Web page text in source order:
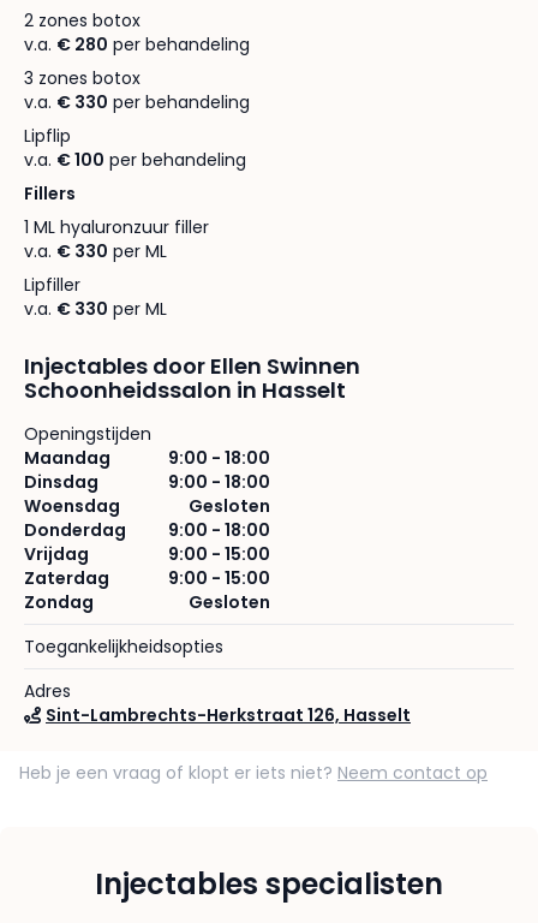
2 zones botox
v.a. € 280 per behandeling
3 zones botox
v.a. € 330 per behandeling
Lipflip
v.a. € 100 per behandeling
Fillers
1 ML hyaluronzuur filler
v.a. € 330 per ML
Lipfiller
v.a. € 330 per ML
Injectables door Ellen Swinnen
Schoonheidssalon in Hasselt
Openingstijden
Maandag
9:00 - 18:00
Dinsdag
9:00 - 18:00
Woensdag
Gesloten
Donderdag
9:00 - 18:00
Vrijdag
9:00 - 15:00
Zaterdag
9:00 - 15:00
Zondag
Gesloten
Toegankelijkheidsopties
Adres
Sint-Lambrechts-Herkstraat 126, Hasselt
Heb je een vraag of klopt er iets niet? Neem contact op
Injectables specialisten